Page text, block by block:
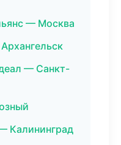
— Москва
— Санкт-
Калининград